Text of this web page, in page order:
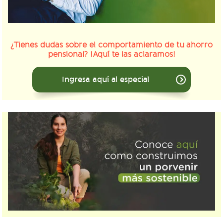
¿Tienes dudas sobre el comportamiento de tu ahorro
pensional? !Aquí te las aclaramos!
Ingresa aquí al especial